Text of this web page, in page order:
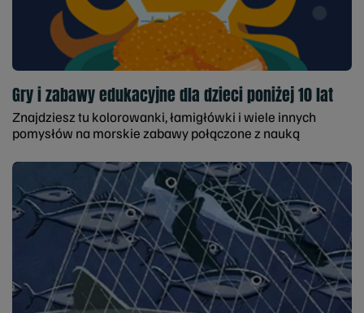
Gry i zabawy edukacyjne dla dzieci poniżej 10 lat
Znajdziesz tu kolorowanki, łamigłówki i wiele innych
pomysłów na morskie zabawy połączone z nauką